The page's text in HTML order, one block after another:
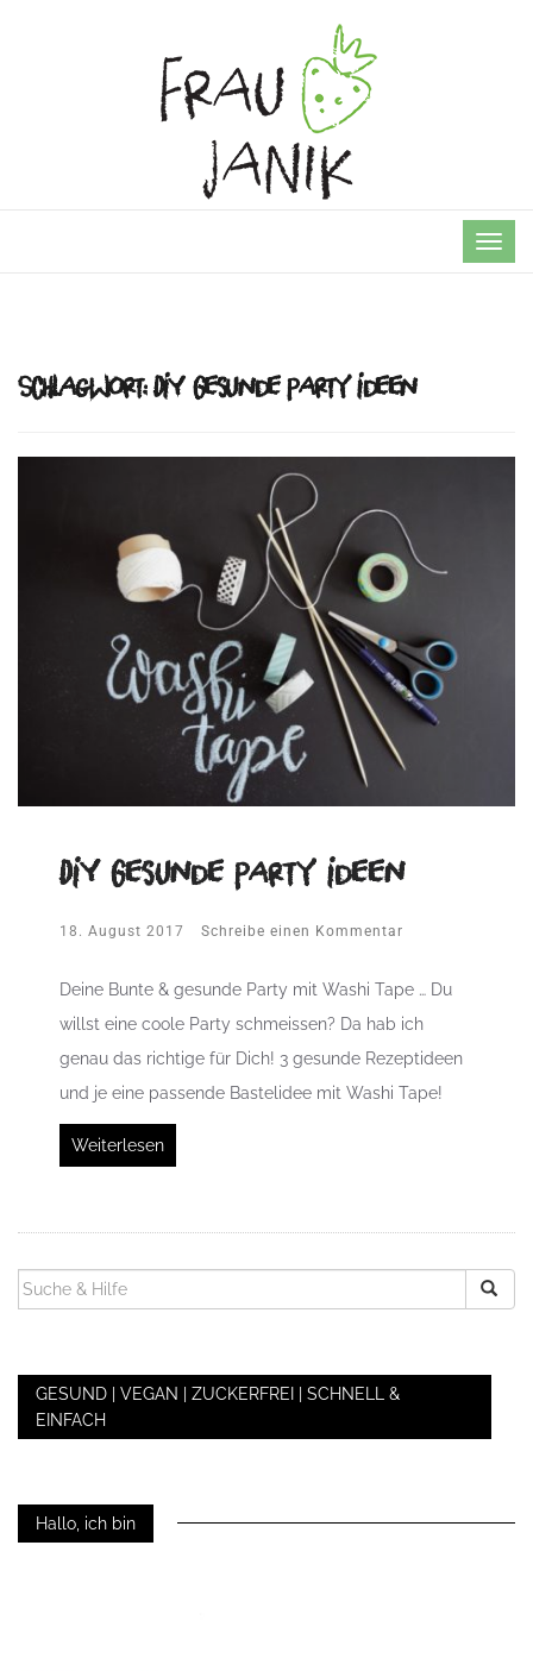
Schlagwort:DIY Gesunde Party Ideen
DIY Gesunde Party Ideen
18. August 2017 Schreibe einen Kommentar
Deine Bunte & gesunde Party mit Washi Tape … Du
willst eine coole Party schmeissen? Da hab ich
genau das richtige für Dich! 3 gesunde Rezeptideen
und je eine passende Bastelidee mit Washi Tape!
Weiterlesen
SUCHEN
NACH:
GESUND | VEGAN | ZUCKERFREI | SCHNELL &
EINFACH
Hallo, ich bin